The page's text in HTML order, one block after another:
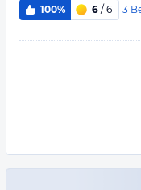
100% 6 / 6 3